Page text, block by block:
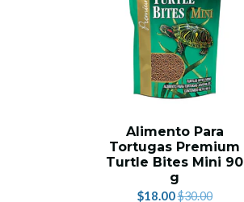
Alimento Para
Tortugas Premium
Turtle Bites Mini 90
g
$18.00$30.00